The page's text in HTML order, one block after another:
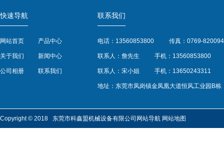
快速导航
网站首页 产品中心
关于我们 新闻中心
公司相册 联系我们
联系我们
电话：13560853800 传真：0769-
联系人：詹先生 手机：13560853800
联系人：宋小姐 手机：13650243311
地址：东莞市凤岗镇金凤凰大道恒风工业园B栋
Copyright © 2018 东莞市科鑫盟机械设备有限公司 网站导航 网站地图